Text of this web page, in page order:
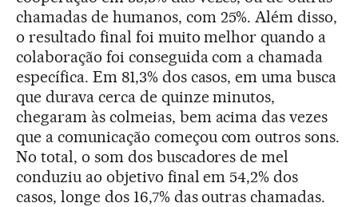
chamadas de humanos, com 25%. Além disso,
o resultado final foi muito melhor quando a
colaboração foi conseguida com a chamada
específica. Em 81,3% dos casos, em uma busca
que durava cerca de quinze minutos,
chegaram às colmeias, bem acima das vezes
que a comunicação começou com outros sons.
No total, o som dos buscadores de mel
conduziu ao objetivo final em 54,2% dos
casos, longe dos 16,7% das outras chamadas.